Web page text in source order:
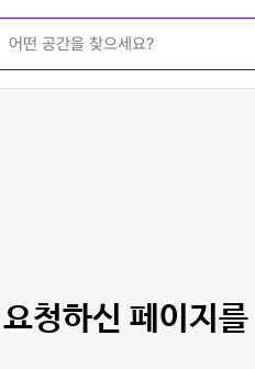
요청하신 페이지를